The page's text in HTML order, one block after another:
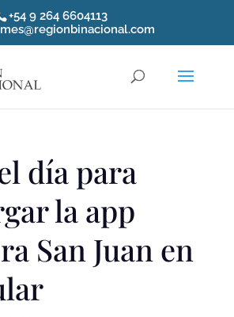
+54 9 264 6604113
día para
la app
San Juan en